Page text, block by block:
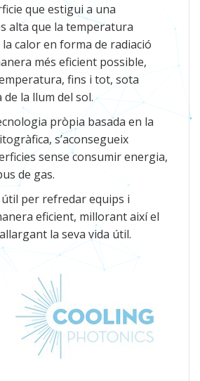
que estigui a una
alta que la temperatura
calor en forma de radiació
més eficient possible,
fins i tot, sota
la llum del sol.
pròpia basada en la
s’aconsegueix
sense consumir energia,
de gas.
útil per refredar equips i
eficient, millorant així el
la seva vida útil.